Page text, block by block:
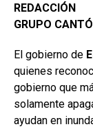
REDACCIÓN
GRUPO
El gobierno de
quienes
gobierno que
solamente
ayudan en